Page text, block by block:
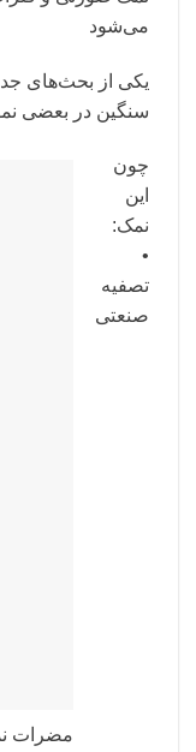
می‌شود
یکی از بحث‌های
سنگین در بعضی
مضرات
چون
این
نمک:
•
تصفیه
صنعتی